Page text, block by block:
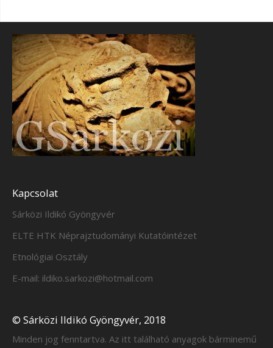
Kapcsolat
Sárközi Ildikó Gyöngyvér
ELTE HTK Néprajztudományi Kutatóintézet
Etnológiai Osztály
E-mail: ildiko.sarkozi@hotmail.com
© Sárközi Ildikó Gyöngyvér, 2018
Minden jog fenntartva. Az itt található anyagok bárminemű